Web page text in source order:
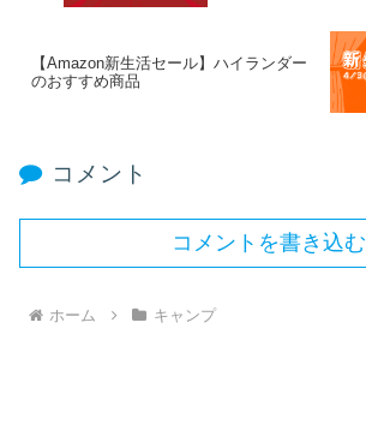
【Amazon新生活セール】ハイランダー
のおすすめ商品
コメント
コメントを書き込む
ホーム キャンプ